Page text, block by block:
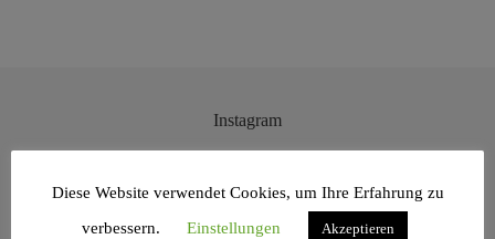
Instagram
Diese Website verwendet Cookies, um Ihre Erfahrung zu
verbessern.
Einstellungen Akzeptieren